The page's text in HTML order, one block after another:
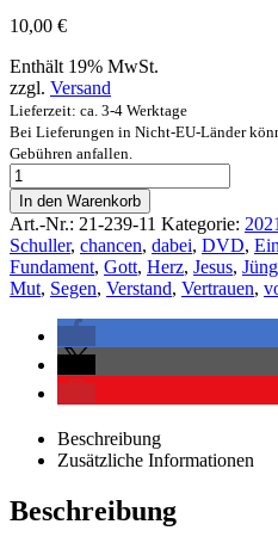
10,00 €
Enthält 19% MwSt.
zzgl. Versand
Lieferzeit: ca. 3-4 Werktage
Bei Lieferungen in Nicht-EU-Länder
Gebühren anfallen.
In den Warenkorb
Art.-Nr.: 21-239-11 Kategorie: 2021
Schuller, chancen, dabei, DVD,
Fundament, Gott, Herz, Jesus,
Mut, Segen, Verstand, Vertrauen,
Beschreibung
Zusätzliche Informationen
Beschreibung